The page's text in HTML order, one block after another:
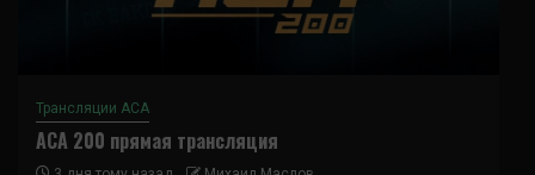
Трансляции ACA
ACA 200 прямая трансляция